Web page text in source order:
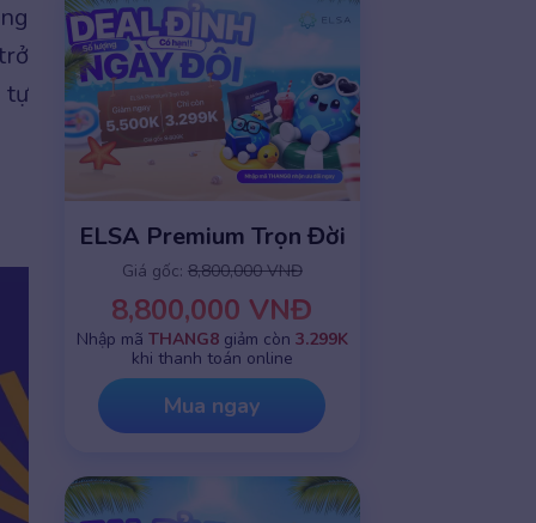
tự
ELSA Premium Trọn Đời
Giá gốc: 8,800,000 VNĐ
8,800,000 VNĐ
Nhập mã THANG8giảm còn 3.299K
khi thanh toán online
Mua ngay